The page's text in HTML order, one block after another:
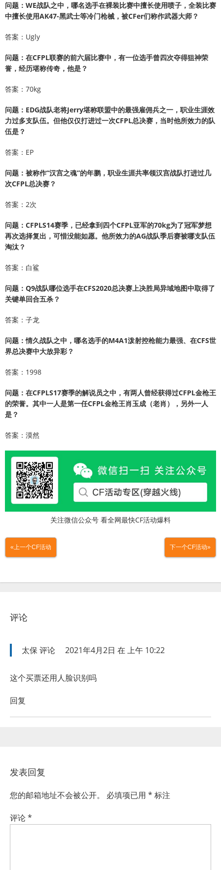
问题：WE战队之中，哪名选手在裸装比赛中擅长使用喷子，全装比赛
中擅长使用AK47-黑武士等冷门枪械，被CFer们称作武器大师？
答案：Ugly
问题：在CFPL联赛的前六届比赛中，有一位选手曾四次夺得狙神荣
誉，经历堪称传奇，他是？
答案：70kg
问题：EDG战队老将Jerry堪称联盟中的最强雇佣兵之一，职业生涯效
力过多支队伍。但他仅仅打进过一次CFPL总决赛，当时他所效力的队
伍是？
答案：EP
问题：被称作“汉宫之魂”的年鹏，职业生涯共率领汉宫战队打进过几
次CFPL总决赛？
答案：2次
问题：CFPLS14赛季，已经拿到四个CFPL亚军的70kg为了冠军梦想
再次选择复出，可惜没能如愿。他所效力的AG战队季后赛被哪支队伍
淘汰？
答案：白鲨
问题：Q9战队哪位选手在CFS2020总决赛上决胜局异域地图中取得了
关键单回合五杀？
答案：子龙
问题：情久战队之中，哪名选手的M4A1泼射控枪能力最强、在CFS世
界总决赛中大放异彩？
答案：1998
问题：在CFPLS17赛季的解说员之中，有两人曾经获得过CFPL金枪王
的荣誉。其中一人是第一任CFPL金枪王肖玉成（老肖），另外一人
是？
答案：漠然
关注微信公众号 看全网最快CF活动爆料
«上一个CF活动 下一个CF活动»
评论
太保 评论 2021年4月2日 在 上午 10:22
这个买票还用人脸识别吗
回复
发表回复
您的邮箱地址不会被公开。 必填项已用 * 标注
评论*